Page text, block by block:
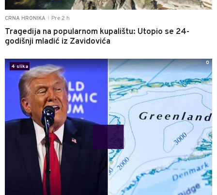
CRNA HRONIKA Pre 2 h
Tragedija na popularnom kupalištu: Utopio se 24-
godišnji mladić iz Zavidovića
4 slika
0